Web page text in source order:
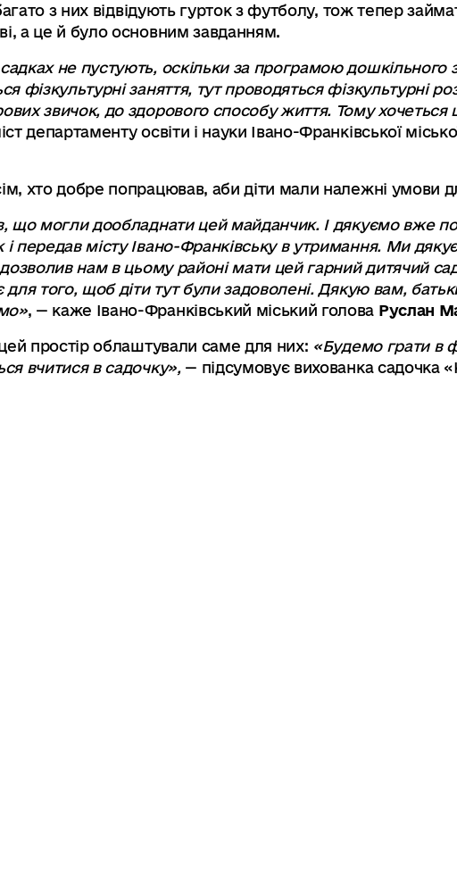
з них відвідують гурток з футболу, тож тепер
а це й було основним завданням.
не пустують, оскільки за програмою дошкільного
фізкультурні заняття, тут проводяться фізкультурні
звичок, до здорового способу життя. Тому хочеться
департаменту освіти і науки Івано-Франківської
хто добре попрацював, аби діти мали належні умови
що могли дообладнати цей майданчик. І дякуємо вже
передав місту Івано-Франківську в утримання. Ми
дозволив нам в цьому районі мати цей гарний дитячий
того, щоб діти тут були задоволені. Дякую вам,
, — каже Івано-Франківський міський голова Руслан
простір облаштували саме для них: «Будемо грати в
вчитися в садочку»,— підсумовує вихованка садочка